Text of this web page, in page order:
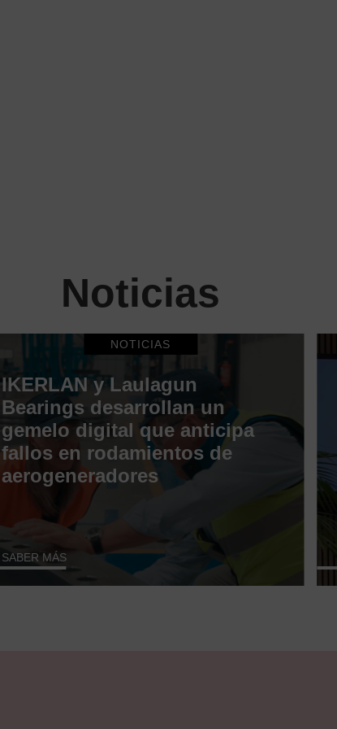
Noticias
NOTICIAS
IKERLAN y Laulagun
Bearings desarrollan un
gemelo digital que anticipa
fallos en rodamientos de
aerogeneradores
SABER MÁS